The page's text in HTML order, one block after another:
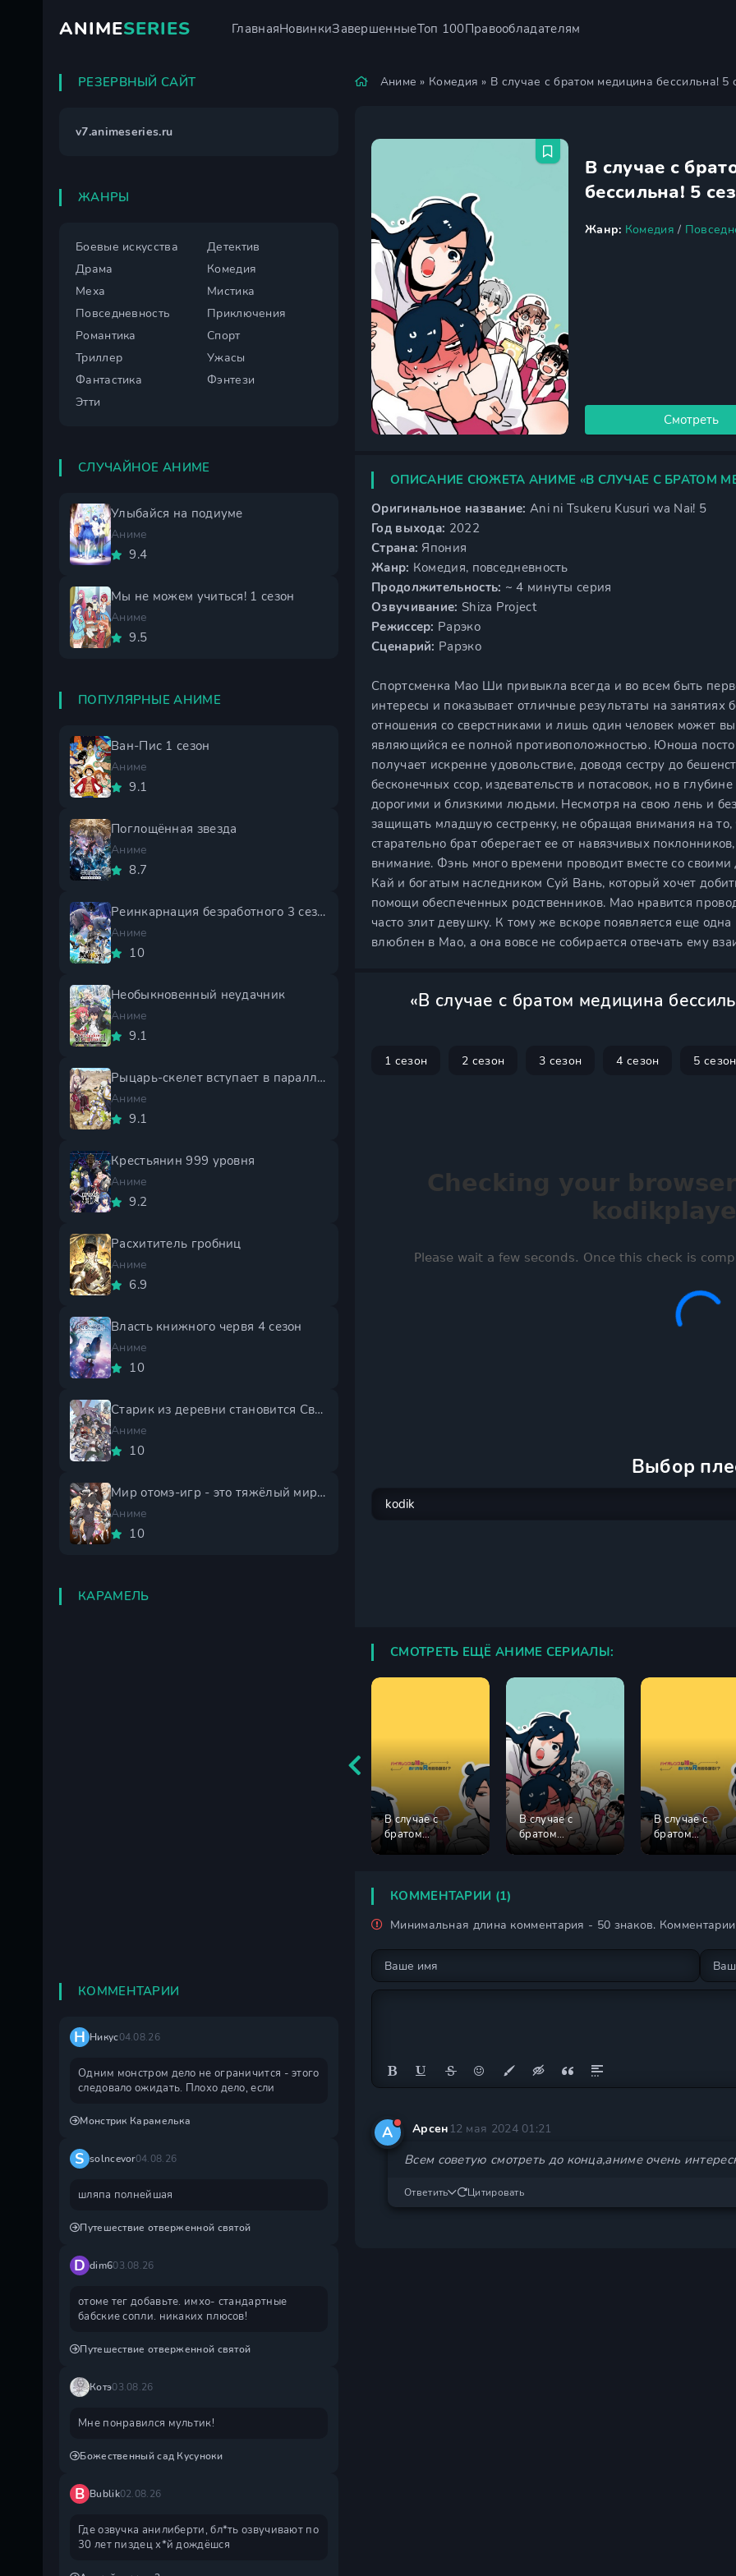
ANIMESERIES ГлавнаяНовинкиЗавершенныеТоп 100Правообладателям
Аниме » Комедия » В случае с братом медицина бессильна! 5
В случае с
бессильна! 5
Жанр: Комедия /
Смотреть
ОПИСАНИЕ СЮЖЕТА АНИМЕ «В СЛУЧАЕ С БРАТОМ
Оригинальное название: Ani ni Tsukeru Kusuri wa Nai! 5
Год выхода: 2022
Страна: Япония
Жанр: Комедия, повседневность
Продолжительность: ~ 4 минуты серия
Озвучивание: Shiza Project
Режиссер: Рарэко
Сценарий: Рарэко
Спортсменка Мао Ши привыкла всегда и во всем быть
интересы и показывает отличные результаты на
отношения со сверстниками и лишь один человек может
являющийся ее полной противоположностью. Юноша
получает искренне удовольствие, доводя сестру до
бесконечных ссор, издевательств и потасовок, но в
дорогими и близкими людьми. Несмотря на свою лень и
защищать младшую сестренку, не обращая внимания на
старательно брат оберегает ее от навязчивых
внимание. Фэнь много времени проводит вместе со
Кай и богатым наследником Суй Вань, который хочет
помощи обеспеченных родственников. Мао нравится
часто злит девушку. К тому же вскоре появляется еще
влюблен в Мао, а она вовсе не собирается отвечать ему
«В случае с братом медицина
1 сезон 2 сезон 3 сезон 4 сезон 5 сезон
Выбор
СМОТРЕТЬ ЕЩЁ АНИМЕ СЕРИАЛЫ:
В случае с
братом
медицина
В случае с
братом
медицина
В случае с
братом
медицина
КОММЕНТАРИИ (1)
Минимальная длина комментария - 50 знаков.
А Арсен 12 мая 2024 01:21
Всем советую смотреть до конца,аниме очень
Ответить Цитировать
РЕЗЕРВНЫЙ САЙТ
v7.animeseries.ru
ЖАНРЫ
Боевые искусства
Детектив
Драма
Комедия
Меха
Мистика
Повседневность
Приключения
Романтика
Спорт
Триллер
Ужасы
Фантастика
Фэнтези
Этти
СЛУЧАЙНОЕ АНИМЕ
Улыбайся на подиуме
Аниме
9.4
Мы не можем учиться! 1 сезон
Аниме
9.5
ПОПУЛЯРНЫЕ АНИМЕ
Ван-Пис 1 сезон
Аниме
9.1
Поглощённая звезда
Аниме
8.7
Реинкарнация безработного 3 сезон
Аниме
10
Необыкновенный неудачник
Аниме
9.1
Рыцарь-скелет вступает в параллельный мир 2 сезон
Аниме
9.1
Крестьянин 999 уровня
Аниме
9.2
Расхититель гробниц
Аниме
6.9
Власть книжного червя 4 сезон
Аниме
10
Старик из деревни становится Святым мечом 2 сезон
Аниме
10
Мир отомэ-игр - это тяжёлый мир для мобов 2 сезон
Аниме
10
КАРАМЕЛЬ
КОММЕНТАРИИ
Н Никус04.08.26
Одним монстром дело не ограничится - этого
следовало ожидать. Плохо дело, если
Монстрик Карамелька
S solncevor04.08.26
шляпа полнейшая
Путешествие отверженной святой
D dim603.08.26
отоме тег добавьте. имхо- стандартные
бабские сопли. никаких плюсов!
Путешествие отверженной святой
Котэ03.08.26
Мне понравился мультик!
Божественный сад Кусуноки
B Bublik02.08.26
Где озвучка анилиберти, бл*ть озвучивают по
30 лет пиздец х*й дождëшся